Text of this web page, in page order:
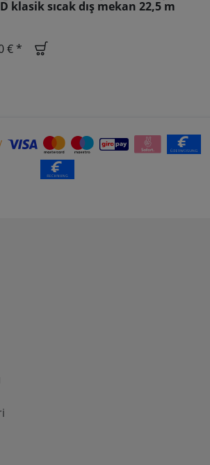
klasik sıcak dış mekan 22,5 m
€ *